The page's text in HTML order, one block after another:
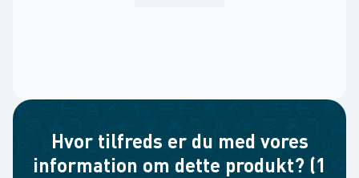
Hvor tilfreds er du med vores
information om dette produkt? (1